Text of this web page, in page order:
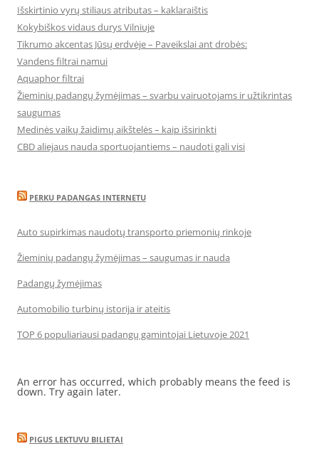
Išskirtinio vyrų stiliaus atributas – kaklaraištis
Kokybiškos vidaus durys Vilniuje
Tikrumo akcentas Jūsų erdvėje – Paveikslai ant drobės:
Vandens filtrai namui
Aquaphor filtrai
Žieminių padangų žymėjimas – svarbu vairuotojams ir užtikrintas
saugumas
Medinės vaikų žaidimų aikštelės – kaip išsirinkti
CBD aliejaus nauda sportuojantiems – naudoti gali visi
PERKU PADANGAS INTERNETU
Auto supirkimas naudotų transporto priemonių rinkoje
Žieminių padangų žymėjimas – saugumas ir nauda
Padangų žymėjimas
Automobilio turbinų istorija ir ateitis
TOP 6 populiariausi padangų gamintojai Lietuvoje 2021
An error has occurred, which probably means the feed is
down. Try again later.
PIGUS LEKTUVU BILIETAI